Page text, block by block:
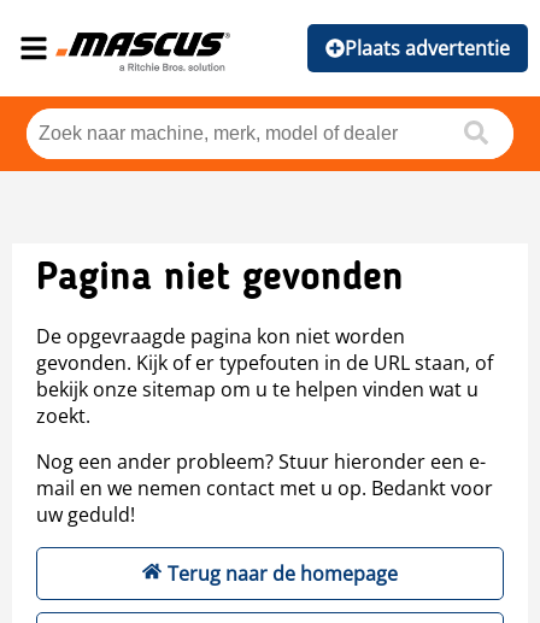
Plaats advertentie
Pagina niet gevonden
De opgevraagde pagina kon niet worden
gevonden. Kijk of er typefouten in de URL staan, of
bekijk onze sitemap om u te helpen vinden wat u
zoekt.
Nog een ander probleem? Stuur hieronder een e-
mail en we nemen contact met u op. Bedankt voor
uw geduld!
Terug naar de homepage